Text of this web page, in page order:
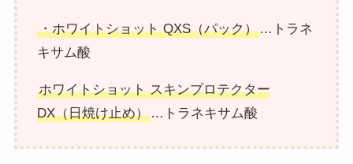
・ホワイトショット QXS（パック）…トラネ
キサム酸
ホワイトショット スキンプロテクター
DX（日焼け止め）…トラネキサム酸